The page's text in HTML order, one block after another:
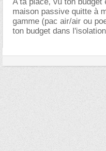
maison passive quitte à
gamme (pac air/air ou
ton budget dans